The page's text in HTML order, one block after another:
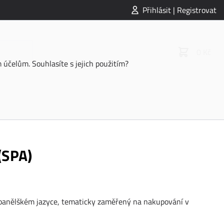
Přihlásit | Registrovat
Souhlasíte s jejich použitím?
jazyce, tematicky zaměřený na nakupování v